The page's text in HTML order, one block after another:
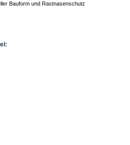
Bauform und Rastnasenschutz